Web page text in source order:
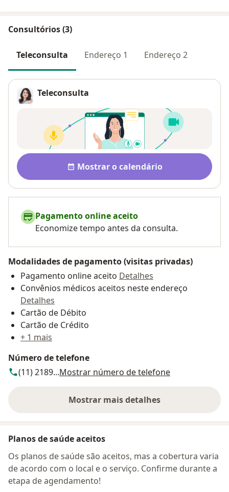
Consultórios (3)
Teleconsulta Endereço 1 Endereço 2
Teleconsulta
Disponibilidade
Mostrar o calendário
Pagamento online aceito
Economize tempo antes da consulta.
Modalidades de pagamento (visitas privadas)
Pagamento online aceito Detalhes
Convênios médicos aceitos neste endereço
Detalhes
Cartão de Débito
Cartão de Crédito
+ 1 mais
Número de telefone
(11) 2189...Mostrar número de telefone
Mostrar mais detalhes
sobre o endereço
Planos de saúde aceitos
Os planos de saúde são aceitos, mas a cobertura varia
de acordo com o local e o serviço. Confirme durante a
etapa de agendamento!